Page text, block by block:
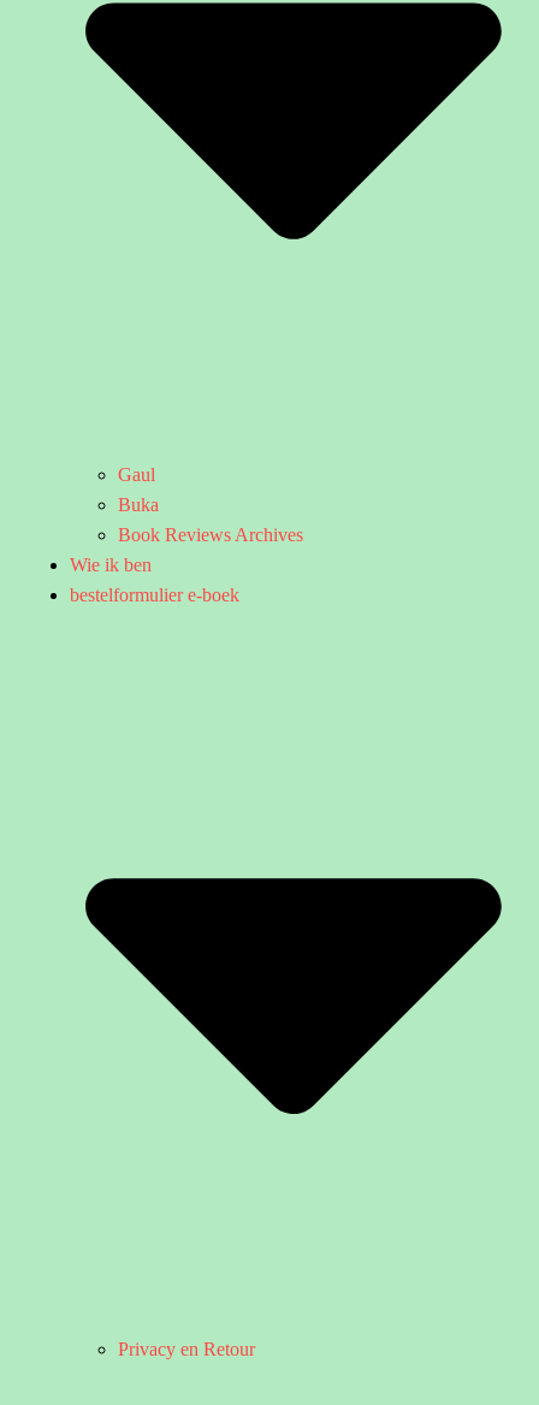
Gaul
Buka
Book Reviews Archives
Wie ik ben
bestelformulier e-boek
Privacy en Retour